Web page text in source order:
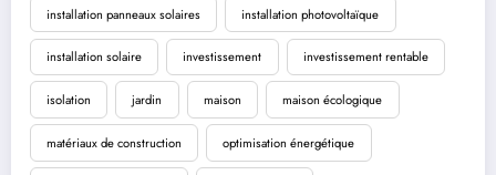
installation panneaux solaires installation photovoltaïque
installation solaire investissement investissement rentable
isolation jardin maison maison écologique
matériaux de construction optimisation énergétique